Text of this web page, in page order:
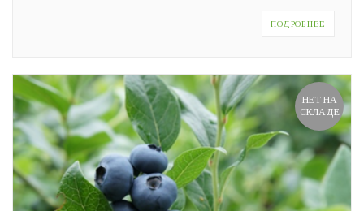
ПОДРОБНЕЕ
НЕТ НА
СКЛАДЕ